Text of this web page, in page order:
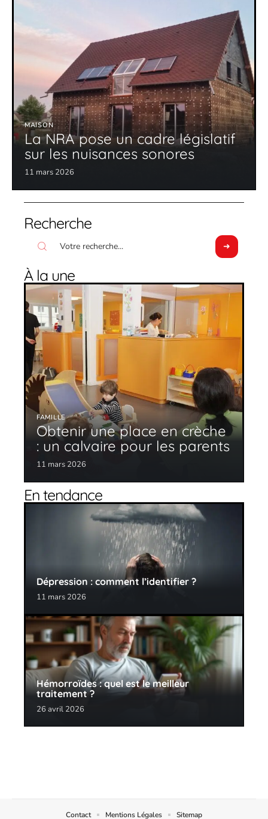
MAISON
La NRA pose un cadre législatif
sur les nuisances sonores
11 mars 2026
Recherche
À la une
FAMILLE
Obtenir une place en crèche
: un calvaire pour les parents
11 mars 2026
En tendance
Dépression : comment l’identifier ?
11 mars 2026
Hémorroïdes : quel est le meilleur
traitement ?
26 avril 2026
Contact Mentions Légales Sitemap